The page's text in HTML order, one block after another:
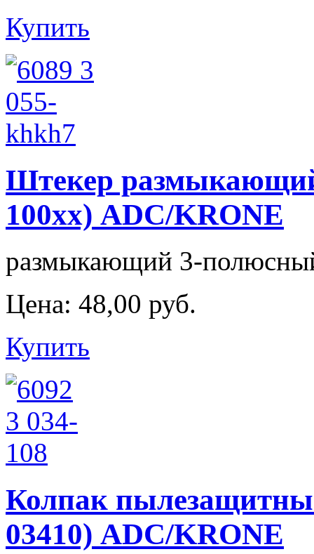
Купить
Штекер размыкающий
100хх) ADC/KRONE
размыкающий 3-
Цена: 48,00 руб.
Купить
Колпак
03410) ADC/KRONE